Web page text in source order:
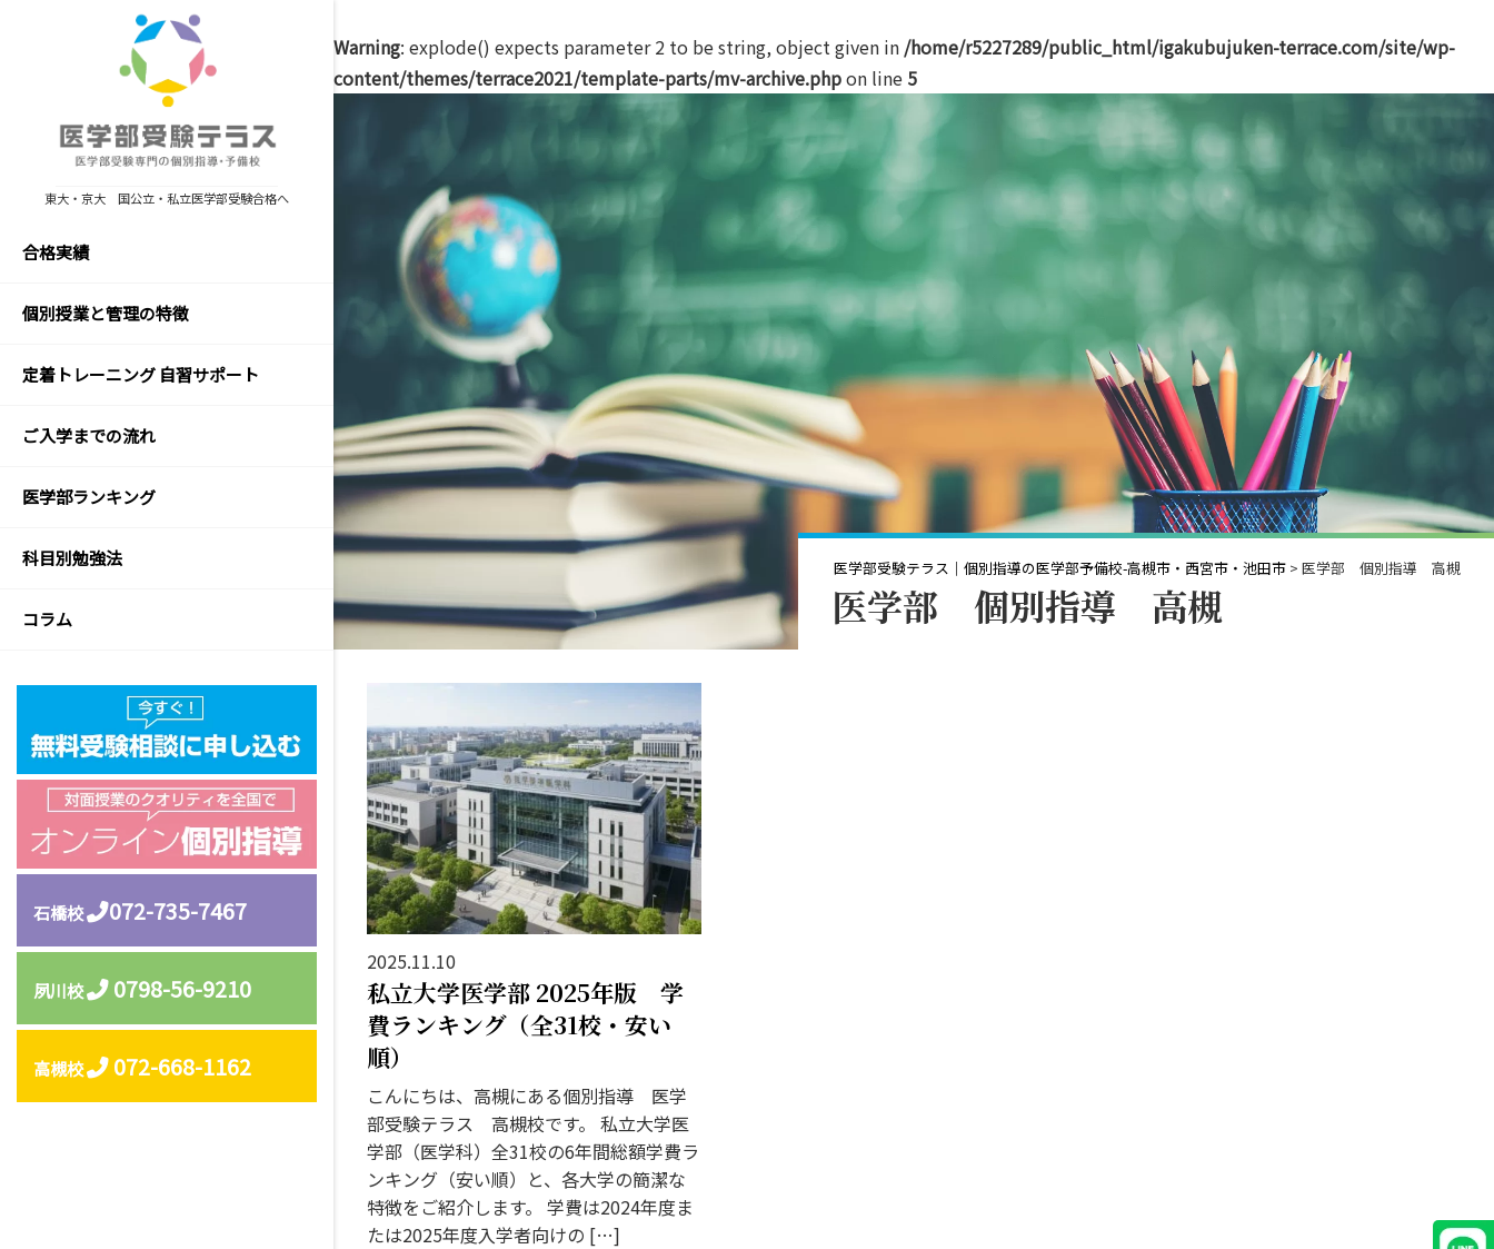
東大・京大 国公立・私立医学部受験合格へ
合格実績
個別授業と管理の特徴
定着トレーニング 自習サポート
ご入学までの流れ
医学部ランキング
科目別勉強法
強
法
物
理
勉
強
法
語
の
勉
強
法
化
学
の
勉
強
法
小
論
文
の
対
策
コラム
石橋校 072-735-7467
夙川校 0798-56-9210
高槻校 072-668-1162
Warning: explode() expects parameter 2 to be string, object given in /home/r5227289/public_html/igakubujuken-terrace.com/site/wp-
content/themes/terrace2021/template-parts/mv-archive.phpon line 5
医学部受験テラス｜個別指導の医学部予備校-高槻市・西宮市・池田市 > 医学部 個別指導 高槻
医学部 個別指導 高槻
2025.11.10
私立大学医学部 2025年版 学
費ランキング（全31校・安い
順）
こんにちは、高槻にある個別指導 医学
部受験テラス 高槻校です。 私立大学医
学部（医学科）全31校の6年間総額学費ラ
ンキング（安い順）と、各大学の簡潔な
特徴をご紹介します。 学費は2024年度ま
たは2025年度入学者向けの […]